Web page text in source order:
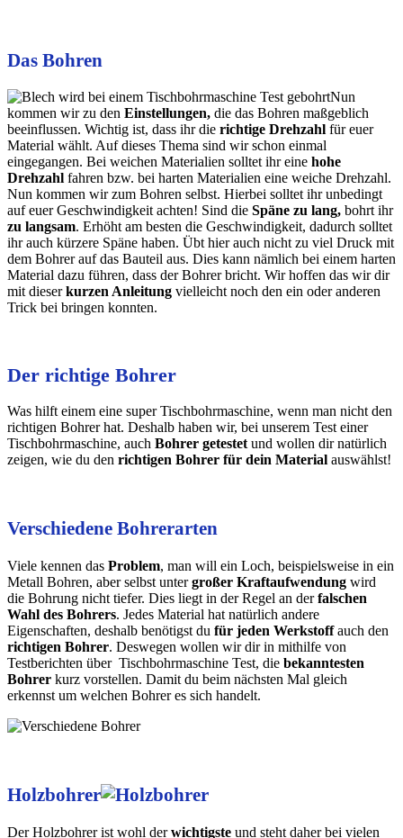
Das Bohren
Nun
kommen wir zu den Einstellungen, die das Bohren maßgeblich
beeinflussen. Wichtig ist, dass ihr die richtige Drehzahl für euer
Material wählt. Auf dieses Thema sind wir schon einmal
eingegangen. Bei weichen Materialien solltet ihr eine hohe
Drehzahl fahren bzw. bei harten Materialien eine weiche Drehzahl.
Nun kommen wir zum Bohren selbst. Hierbei solltet ihr unbedingt
auf euer Geschwindigkeit achten! Sind die Späne zu lang, bohrt ihr
zu langsam. Erhöht am besten die Geschwindigkeit, dadurch solltet
ihr auch kürzere Späne haben. Übt hier auch nicht zu viel Druck mit
dem Bohrer auf das Bauteil aus. Dies kann nämlich bei einem harten
Material dazu führen, dass der Bohrer bricht. Wir hoffen das wir dir
mit dieserkurzen Anleitung vielleicht noch den ein oder anderen
Trick bei bringen konnten.
Der richtige Bohrer
Was hilft einem eine super Tischbohrmaschine, wenn man nicht den
richtigen Bohrer hat. Deshalb haben wir, bei unserem Test einer
Tischbohrmaschine, auch Bohrer getestetund wollen dir natürlich
zeigen, wie du den richtigen Bohrer für dein Material auswählst!
Verschiedene Bohrerarten
Viele kennen das Problem, man will ein Loch, beispielsweise in ein
Metall Bohren, aber selbst untergroßer Kraftaufwendung wird
die Bohrung nicht tiefer. Dies liegt in der Regel an derfalschen
Wahl des Bohrers. Jedes Material hat natürlich andere
Eigenschaften, deshalb benötigst du für jeden Werkstoffauch den
richtigen Bohrer. Deswegen wollen wir dir in mithilfe von
Testberichten über Tischbohrmaschine Test, die bekanntesten
Bohrer kurz vorstellen. Damit du beim nächsten Mal gleich
erkennst um welchen Bohrer es sich handelt.
Holzbohrer
Der Holzbohrer ist wohl derwichtigste und steht daher bei vielen